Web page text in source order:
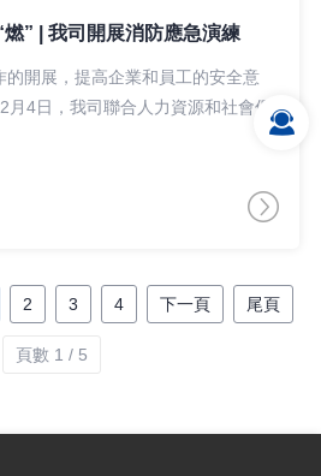
燃” | 我司開展消防應急演練
開展，提高企業和員工的安全意
4日，我司聯合人力資源和社會保
2 3 4 下一頁 尾頁
頁數 1 / 5